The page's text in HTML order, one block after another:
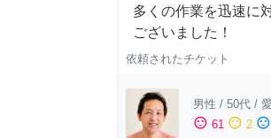
多くの作業を迅速に
ございました！
依頼されたチケット
男性 / 50代 /
sentiment_satisfied 61 sentiment_neutral 2 sentiment_dissatisfied